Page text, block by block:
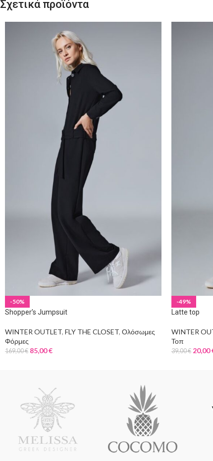
Σχετικά προϊόντα
-50%
Shopper’s Jumpsuit
WINTER OUTLET, FLY THE CLOSET, Ολόσωμες
Φόρμες
169,00€ 85,00€
-49%
Latte top
WINTER
Τοπ
39,00€ 20,00